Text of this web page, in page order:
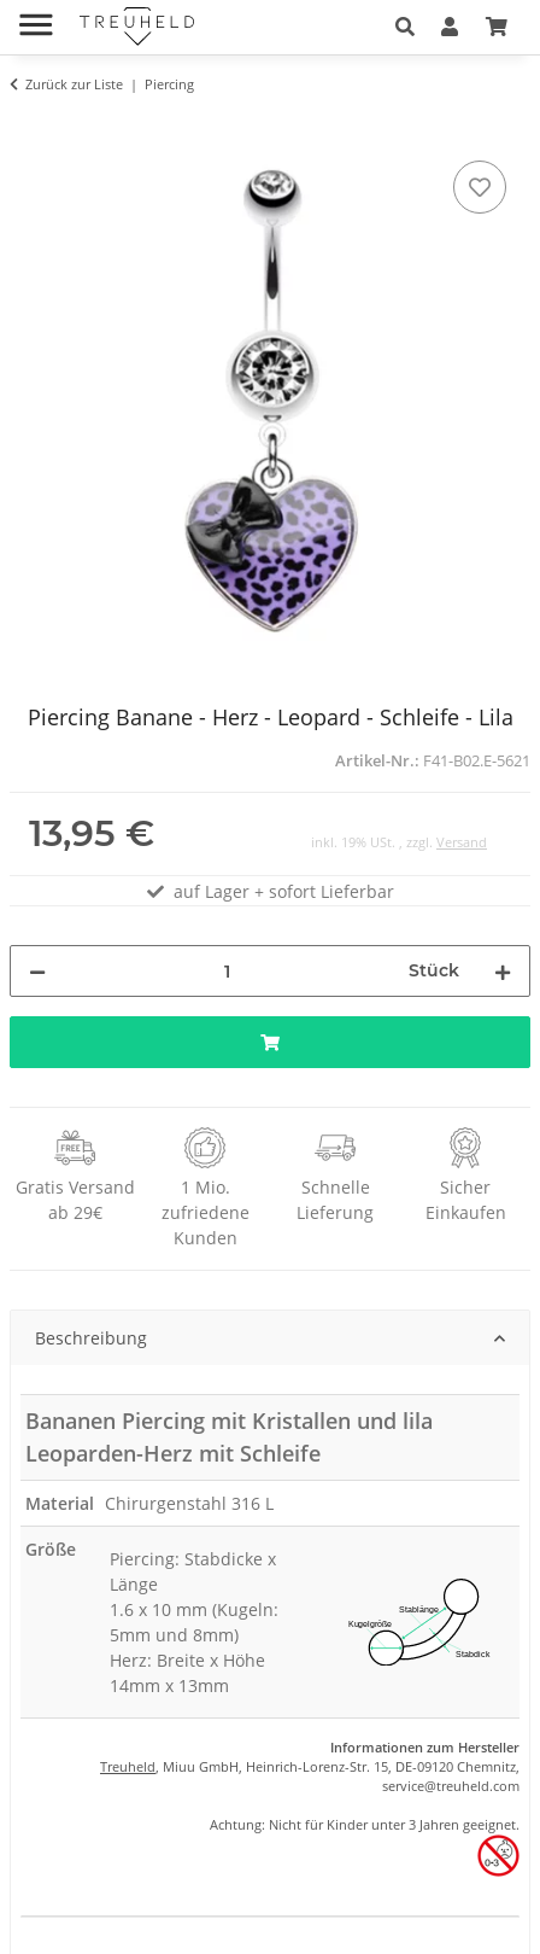
Zurück zur Liste Piercing
Piercing Banane - Herz - Leopard - Schleife - Lila
Artikel-Nr.: F41-B02.E-5621
13,95 € inkl. 19% USt. , zzgl. Versand
auf Lager + sofort Lieferbar
Stück
Gratis Versand
ab 29€
1 Mio.
zufriedene
Kunden
Schnelle
Lieferung
Sicher
Einkaufen
Beschreibung
Bananen Piercing mit Kristallen und lila
Leoparden-Herz mit Schleife
Material Chirurgenstahl 316 L
Größe
Piercing: Stabdicke x
Länge
1.6 x 10 mm (Kugeln:
5mm und 8mm)
Herz: Breite x Höhe
14mm x 13mm
Informationen zum Hersteller
Treuheld, Miuu GmbH, Heinrich-Lorenz-Str. 15, DE-09120 Chemnitz,
service@treuheld.com
Achtung: Nicht für Kinder unter 3 Jahren geeignet.